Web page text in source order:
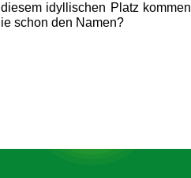
idyllischen Platz
schon den Namen?